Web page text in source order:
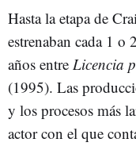
Hasta la etapa de
estrenaban cada 1 o
años entre Licencia
(1995). Las
y los procesos más
actor con el que